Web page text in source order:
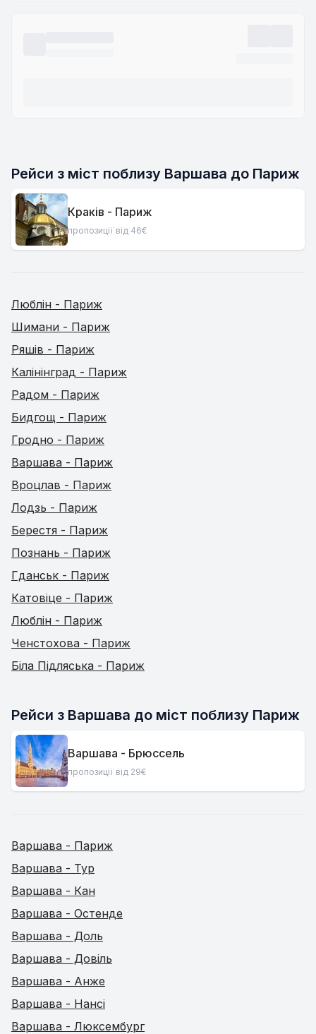
Рейси з міст поблизу Варшава до Париж
Краків - Париж
пропозиції від 46€
Люблін - Париж
Шимани - Париж
Ряшів - Париж
Калінінград - Париж
Радом - Париж
Бидгощ - Париж
Гродно - Париж
Варшава - Париж
Вроцлав - Париж
Лодзь - Париж
Берестя - Париж
Познань - Париж
Гданськ - Париж
Катовіце - Париж
Люблін - Париж
Ченстохова - Париж
Біла Підляська - Париж
Рейси з Варшава до міст поблизу Париж
Варшава - Брюссель
пропозиції від 29€
Варшава - Париж
Варшава - Тур
Варшава - Кан
Варшава - Остенде
Варшава - Доль
Варшава - Довіль
Варшава - Анже
Варшава - Нансі
Варшава - Люксембург